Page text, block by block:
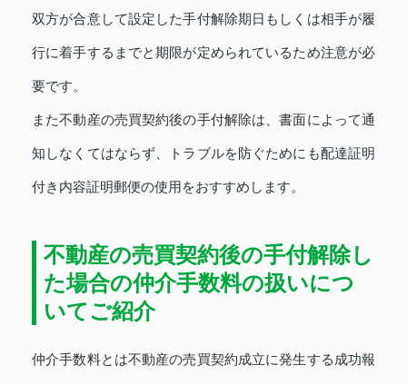
双方が合意して設定した手付解除期日もしくは相手が履
行に着手するまでと期限が定められているため注意が必
要です。
また不動産の売買契約後の手付解除は、書面によって通
知しなくてはならず、トラブルを防ぐためにも配達証明
付き内容証明郵便の使用をおすすめします。
不動産の売買契約後の手付解除し
た場合の仲介手数料の扱いにつ
いてご紹介
仲介手数料とは不動産の売買契約成立に発生する成功報